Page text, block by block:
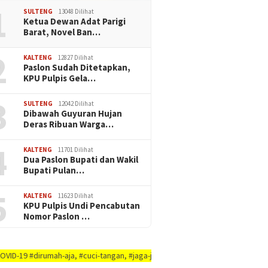
SULTENG 13048 Dilihat
Ketua Dewan Adat Parigi
Barat, Novel Ban…
KALTENG 12827 Dilihat
Paslon Sudah Ditetapkan,
KPU Pulpis Gela…
SULTENG 12042 Dilihat
Dibawah Guyuran Hujan
Deras Ribuan Warga…
KALTENG 11701 Dilihat
Dua Paslon Bupati dan Wakil
Bupati Pulan…
KALTENG 11623 Dilihat
KPU Pulpis Undi Pencabutan
Nomor Paslon …
aja, #cuci-tangan, #jaga-jarak, #jaga-imunitas-tubuh, #rajin-